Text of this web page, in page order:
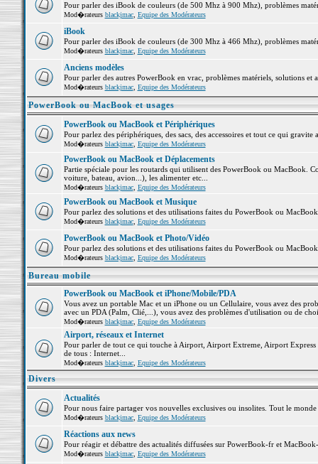
Pour parler des iBook de couleurs (de 500 Mhz à 900 Mhz), problèmes
Mod�rateurs blackjmac, Equipe des Modérateurs
iBook
Pour parler des iBook de couleurs (de 300 Mhz à 466 Mhz), problèmes
Mod�rateurs blackjmac, Equipe des Modérateurs
Anciens modèles
Pour parler des autres PowerBook en vrac, problèmes matériels, solutions et
Mod�rateurs blackjmac, Equipe des Modérateurs
PowerBook ou MacBook et usages
PowerBook ou MacBook et Périphériques
Pour parlez des périphériques, des sacs, des accessoires et tout ce qui
Mod�rateurs blackjmac, Equipe des Modérateurs
PowerBook ou MacBook et Déplacements
Partie spéciale pour les routards qui utilisent des PowerBook ou MacBook.
voiture, bateau, avion...), les alimenter etc...
Mod�rateurs blackjmac, Equipe des Modérateurs
PowerBook ou MacBook et Musique
Pour parlez des solutions et des utilisations faites du PowerBook ou
Mod�rateurs blackjmac, Equipe des Modérateurs
PowerBook ou MacBook et Photo/Vidéo
Pour parlez des solutions et des utilisations faites du PowerBook ou
Mod�rateurs blackjmac, Equipe des Modérateurs
Bureau mobile
PowerBook ou MacBook et iPhone/Mobile/PDA
Vous avez un portable Mac et un iPhone ou un Cellulaire, vous avez des
avec un PDA (Palm, Clié,...), vous avez des problèmes d'utilisation ou de
Mod�rateurs blackjmac, Equipe des Modérateurs
Airport, réseaux et Internet
Pour parler de tout ce qui touche à Airport, Airport Extreme, Airport
de tous : Internet...
Mod�rateurs blackjmac, Equipe des Modérateurs
Divers
Actualités
Pour nous faire partager vos nouvelles exclusives ou insolites. Tout le
Mod�rateurs blackjmac, Equipe des Modérateurs
Réactions aux news
Pour réagir et débattre des actualités diffusées sur PowerBook-fr et
Mod�rateurs blackjmac, Equipe des Modérateurs